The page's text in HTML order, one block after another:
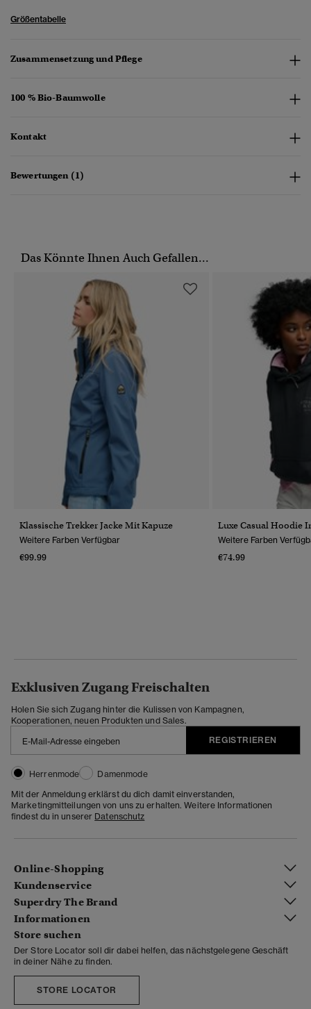
Größentabelle
Zusammensetzung und Pflege
100 % Bio-Baumwolle
Kontakt
Bewertungen (1)
Das Könnte Ihnen Auch Gefallen...
Klassische Trekker Jacke Mit Kapuze
Weitere Farben Verfügbar
€99.99
Luxe Casual Hoodie
Weitere Farben
€74.99
Exklusiven Zugang Freischalten
Holen Sie sich Zugang hinter die Kulissen von Kampagnen,
Kooperationen, neuen Produkten und Sales.
REGISTRIEREN
Herrenmode
Damenmode
Mit der Anmeldung erklärst du dich damit einverstanden,
Marketingmitteilungen von uns zu erhalten. Weitere Informationen
findest du in unserer Datenschutz
Online-Shopping
Kundenservice
Superdry The Brand
Informationen
Store suchen
Der Store Locator soll dir dabei helfen, das nächstgelegene Geschäft
in deiner Nähe zu finden.
STORE LOCATOR